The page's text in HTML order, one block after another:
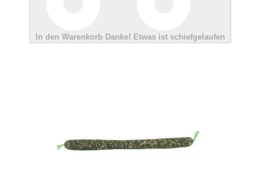
In den Warenkorb Danke! Etwas ist schiefgelaufen